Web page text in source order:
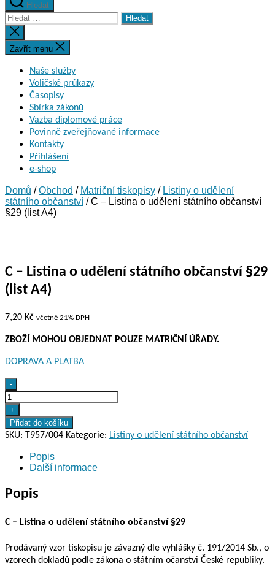
Hledat
Výsledky
vyhledávání:
Zavřít
vyhledávání
Zavřít menu
Naše služby
Voličské průkazy
Časopisy
Sbírka zákonů
Vazba diplomové práce
Povinně zveřejňované informace
Kontakty
Přihlášení
e-shop
Domů /Obchod / Matriční tiskopisy / Listiny o udělení
státního občanství / C – Listina o udělení státního občanství
§29 (list A4)
C – Listina o udělení státního občanství §29
(list A4)
7,20 Kč včetně 21% DPH
ZBOŽÍ MOHOU OBJEDNAT POUZE MATRIČNÍ ÚŘADY.
DOPRAVA A PLATBA
Listina
o
udělení
občanství
A4)
-
+
Přidat do košíku
SKU: T957/004 Kategorie: Listiny o udělení státního občanství
Popis
Další informace
Popis
C – Listina o udělení státního občanství §29
Prodávaný vzor tiskopisu je závazný dle vyhlášky č. 191/2014 Sb., o
vzorech dokladů podle zákona o státním očanstvi České republiky.